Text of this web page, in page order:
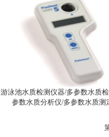
游泳池水质检测仪器/多参数水质
参数水质分析仪/多参数水质测